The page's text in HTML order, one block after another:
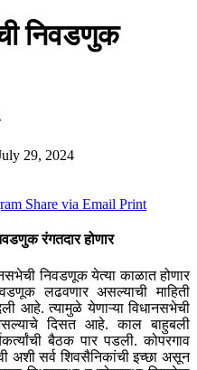
निवडणुक
29, 2024
Share via Email Print
रंगतदार होणार
निवडणूक येत्या काळात होणार
लढवणार असल्याची माहिती
आहे. त्यामुळे येणाऱ्या विधानसभेची
दिसत आहे. काल बाहुबली
बैठक पार पडली. कोपरगाव
अशी सर्व शिवसैनिकांची इच्छा असून